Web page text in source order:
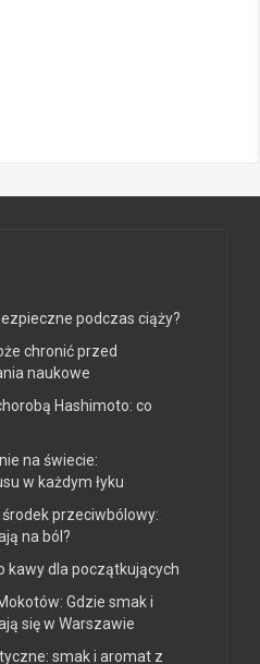
podczas ciąży?
chronić przed
naukowe
Hashimoto: co
na świecie:
w każdym łyku
przeciwbólowy:
na ból?
kawy dla początkujących
Gdzie smak i
się w Warszawie
smak i aromat z